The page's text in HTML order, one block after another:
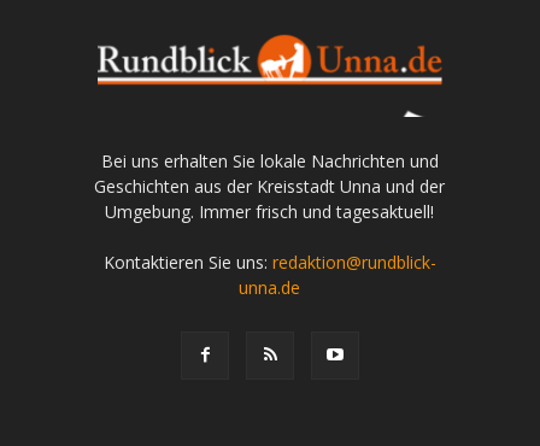
Bei uns erhalten Sie lokale Nachrichten und
Geschichten aus der Kreisstadt Unna und der
Umgebung. Immer frisch und tagesaktuell!
Kontaktieren Sie uns: redaktion@rundblick-
unna.de